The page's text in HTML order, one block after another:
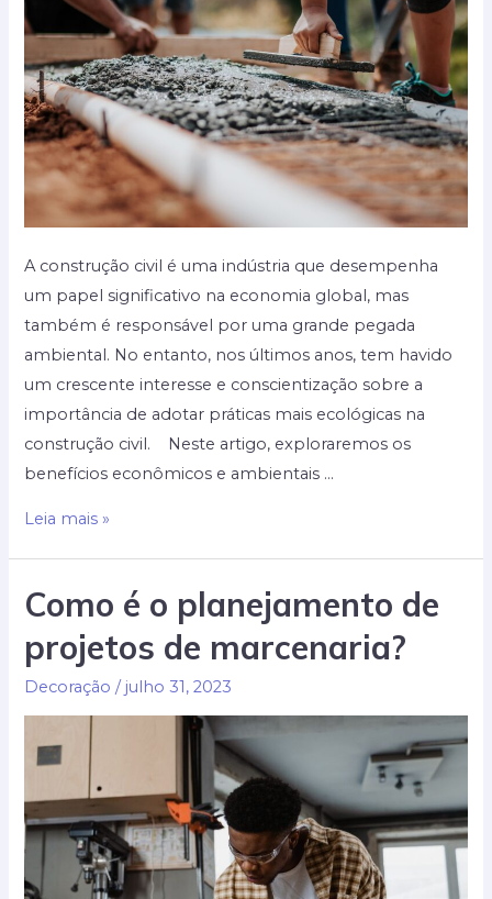
A construção civil é uma indústria que desempenha
um papel significativo na economia global, mas
também é responsável por uma grande pegada
ambiental. No entanto, nos últimos anos, tem havido
um crescente interesse e conscientização sobre a
importância de adotar práticas mais ecológicas na
construção civil. Neste artigo, exploraremos os
benefícios econômicos e ambientais …
Projeto
construção
Benefícios
econômicos
ambientais
Leia mais »
Como é o planejamento de
projetos de marcenaria?
Decoração / julho 31, 2023